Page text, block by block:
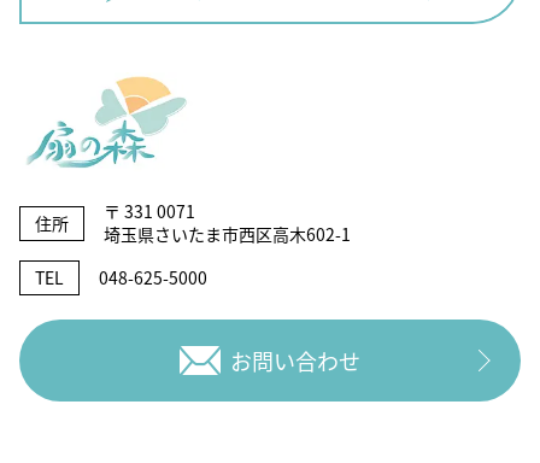
住所
〒 331 0071
埼玉県さいたま市西区高木602-1
TEL
048-625-5000
お問い合わせ